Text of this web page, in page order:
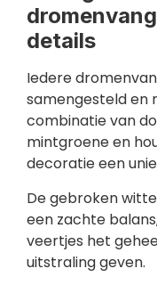
details
Iedere
samengesteld en
combinatie van
mintgroene en
decoratie een
De gebroken
een zachte
veertjes het
uitstraling geven.